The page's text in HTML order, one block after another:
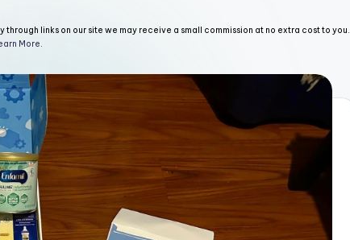
links on our site we may receive a small commission at no extra cost to you.
More.